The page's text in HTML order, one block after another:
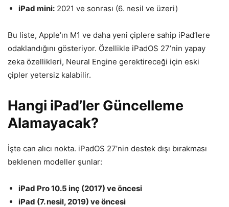
iPad mini: 2021 ve sonrası (6. nesil ve üzeri)
Bu liste, Apple’ın M1 ve daha yeni çiplere sahip iPad’lere
odaklandığını gösteriyor. Özellikle iPadOS 27’nin yapay
zeka özellikleri, Neural Engine gerektireceği için eski
çipler yetersiz kalabilir.
Hangi iPad’ler Güncelleme
Alamayacak?
İşte can alıcı nokta. iPadOS 27’nin destek dışı bırakması
beklenen modeller şunlar:
iPad Pro 10.5 inç (2017) ve öncesi
iPad (7. nesil, 2019) ve öncesi